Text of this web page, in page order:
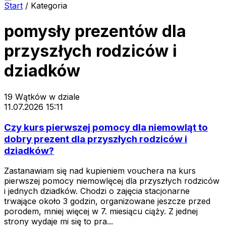
Start / Kategoria
pomysły prezentów dla
przyszłych rodziców i
dziadków
19 Wątków w dziale
11.07.2026 15:11
Czy kurs pierwszej pomocy dla niemowląt to
dobry prezent dla przyszłych rodziców i
dziadków?
Zastanawiam się nad kupieniem vouchera na kurs
pierwszej pomocy niemowlęcej dla przyszłych rodziców
i jednych dziadków. Chodzi o zajęcia stacjonarne
trwające około 3 godzin, organizowane jeszcze przed
porodem, mniej więcej w 7. miesiącu ciąży. Z jednej
strony wydaje mi się to pra...